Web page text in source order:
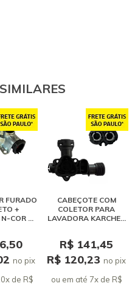
FURADO
+
COR E
no pix
de R$
CABEÇOTE COM
COLETOR PARA
LAVADORA KARCHER
R$ 141,45
R$ 120,23no pix
ou em até 7x de R$